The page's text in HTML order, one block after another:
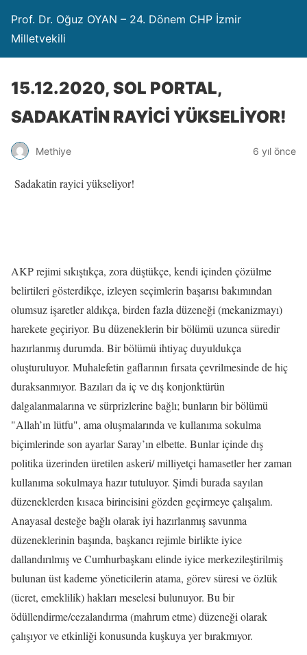
Prof. Dr. Oğuz OYAN – 24. Dönem CHP İzmir
Milletvekili
15.12.2020, SOL PORTAL,
SADAKATİN RAYİCİ YÜKSELİYOR!
Methiye 6 yıl önce
Sadakatin rayici yükseliyor!
AKP rejimi sıkıştıkça, zora düştükçe, kendi içinden çözülme
belirtileri gösterdikçe, izleyen seçimlerin başarısı bakımından
olumsuz işaretler aldıkça, birden fazla düzeneği (mekanizmayı)
harekete geçiriyor. Bu düzeneklerin bir bölümü uzunca süredir
hazırlanmış durumda. Bir bölümü ihtiyaç duyuldukça
oluşturuluyor. Muhalefetin gaflarının fırsata çevrilmesinde de hiç
duraksanmıyor. Bazıları da iç ve dış konjonktürün
dalgalanmalarına ve sürprizlerine bağlı; bunların bir bölümü
"Allah’ın lütfu", ama oluşmalarında ve kullanıma sokulma
biçimlerinde son ayarlar Saray’ın elbette. Bunlar içinde dış
politika üzerinden üretilen askeri/ milliyetçi hamasetler her zaman
kullanıma sokulmaya hazır tutuluyor. Şimdi burada sayılan
düzeneklerden kısaca birincisini gözden geçirmeye çalışalım.
Anayasal desteğe bağlı olarak iyi hazırlanmış savunma
düzeneklerinin başında, başkancı rejimle birlikte iyice
dallandırılmış ve Cumhurbaşkanı elinde iyice merkezileştirilmiş
bulunan üst kademe yöneticilerin atama, görev süresi ve özlük
(ücret, emeklilik) hakları meselesi bulunuyor. Bu bir
ödüllendirme/cezalandırma (mahrum etme) düzeneği olarak
çalışıyor ve etkinliği konusunda kuşkuya yer bırakmıyor.